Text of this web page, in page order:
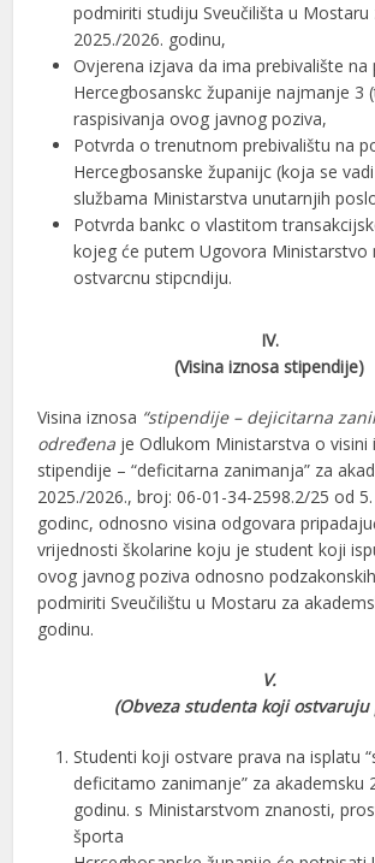
podmiriti studiju Sveučilišta u Mostaru
2025./2026. godinu,
Ovjerena izjava da ima prebivalište na
Hercegbosanskc županije najmanje 3
raspisivanja ovog javnog poziva,
Potvrda o trenutnom prebivalištu na
Hercegbosanske županijc (koja se
službama Ministarstva unutarnjih
Potvrda bankc o vlastitom
kojeg će putem Ugovora Ministarstvo
ostvarcnu stipcndiju.
IV.
(Visina iznosa stipendije)
Visina iznosa “stipendije – dejicitarna
određena je Odlukom Ministarstva o visini
stipendije – “deficitarna zanimanja” za
2025./2026., broj: 06-01-34-2598.2/25 od 5.
godinc, odnosno visina odgovara
vrijednosti školarine koju je student koji
ovog javnog poziva odnosno
podmiriti Sveučilištu u Mostaru za
godinu.
V.
(Obveza studenta koji ostvaruju
Studenti koji ostvare prava na isplatu
deficitamo zanimanje” za akademsku
godinu. s Ministarstvom znanosti,
športa